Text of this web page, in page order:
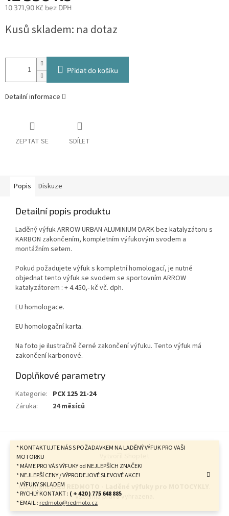
* KONTAKTUJTE NÁS S POŽADAVKEM NA LADĚNÝ VÝFUK PRO VAŠI
MOTORKU
* MÁME PRO VÁS VÝFUKY od NEJLEPŠÍCH ZNAČEK!
* NEJLEPŠÍ CENY / VÝPRODEJOVÉ SLEVOVÉ AKCE!
* VÝFUKY SKLADEM
* RYCHLÝ KONTAKT : ( + 420 ) 775 648 885
* EMAIL : redmoto@redmoto.cz
10 371,90 Kč bez DPH
cena:
Kusů skladem: na dotaz
Přidat do košíku
Detailní informace
ZEPTAT SE SDÍLET
Popis Diskuze
Detailní popis produktu
Laděný výfuk ARROW URBAN ALUMINIUM DARK bez katalyzátoru s
KARBON zakončením, kompletním výfukovým svodem a
montážním setem.
Pokud požadujete výfuk s kompletní homologací, je nutné
objednat tento výfuk se svodem se sportovním ARROW
katalyzátorem : + 4.450,- kč vč. dph.
EU homologace.
EU homologační karta.
Na foto je ilustračně černé zakončení výfuku. Tento výfuk má
zakončení karbonové.
Doplňkové parametry
Kategorie: PCX 125 21-24
Záruka: 24 měsíců
Copyright 2026
Všechna práva vyhrazena.